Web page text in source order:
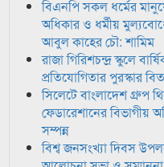
বিএনপি সকল ধর্মের
অধিকার ও ধর্মীয়
আবুল কাহের চৌ: শামিম
রাজা গিরিশচন্দ্র স্কুলে
প্রতিযোগিতার পুরস্কার
সিলেটে বাংলাদেশ গ্রুপ
ফেডারেশানের বিভাগীয়
সম্পন্ন
বিশ্ব জনসংখ্যা দিবস